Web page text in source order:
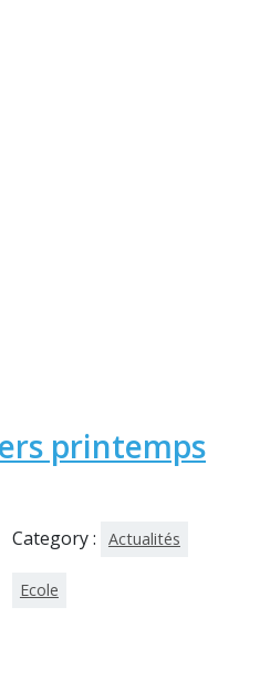
printemps
Category : Actualités
Ecole